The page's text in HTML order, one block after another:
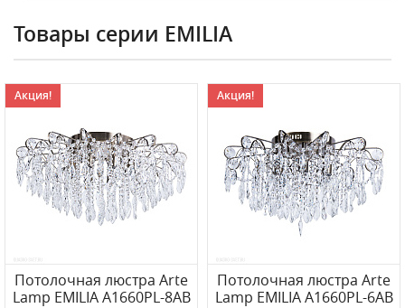
Товары серии EMILIA
Акция!
Потолочная люстра Arte
Lamp EMILIA A1660PL-8AB
Акция!
Потолочная люстра Arte
Lamp EMILIA A1660PL-6AB